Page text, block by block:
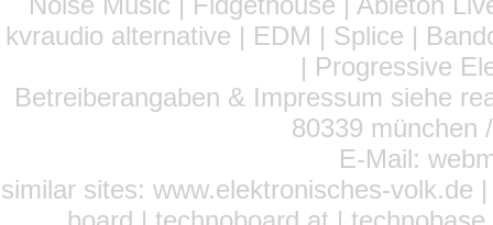
kvraudio alternative | EDM | Splice |
| Progressive
Betreiberangaben & Impressum siehe
80339 münchen
E-Mail:
similar sites: www.elektronisches-volk.de